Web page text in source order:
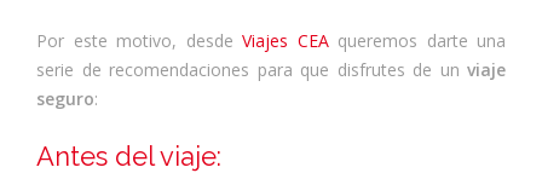
Por este motivo, desde Viajes CEAqueremos darte una
serie de recomendaciones para que disfrutes de un viaje
seguro:
Antes del viaje: